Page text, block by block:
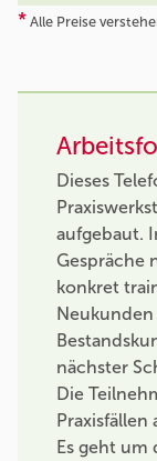
* Alle Preise
Dieses
aufgebaut.
Gespräche
konkret
nächster
Die
Es geht um